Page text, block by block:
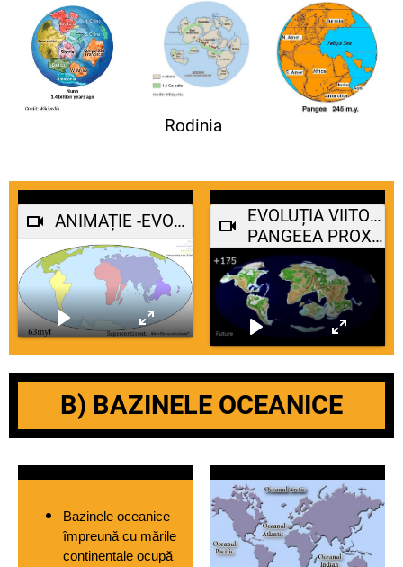
Rodinia
ANIMAȚIE -EVOLUȚIA CONTINENTELOR
EVOLUȚIA VIITOARE A CONTINENTELOR
PANGEEA PROXIMA
B) BAZINELE OCEANICE
Bazinele oceanice
împreună cu mările
continentale ocupă